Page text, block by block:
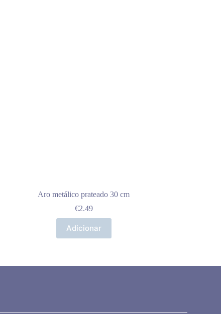
Aro metálico prateado 30 cm
€2.49
Adicionar